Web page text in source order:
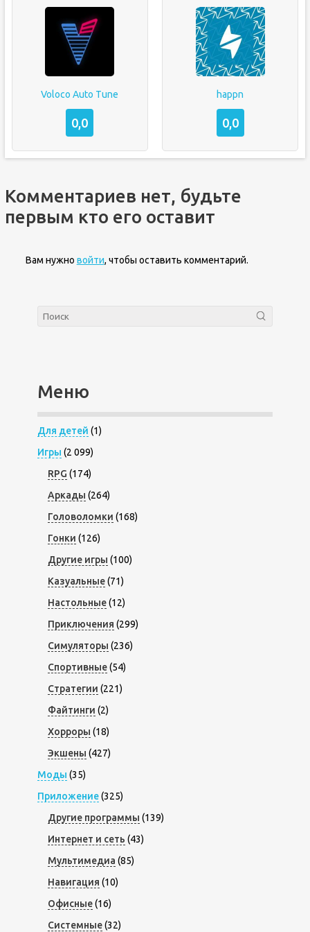
Voloco Auto Tune
0,0
happn
0,0
Комментариев нет, будьте
первым кто его оставит
Вам нужно войти, чтобы оставить комментарий.
Меню
Для детей (1)
Игры (2 099)
RPG (174)
Аркады (264)
Головоломки (168)
Гонки (126)
Другие игры (100)
Казуальные(71)
Настольные(12)
Приключения (299)
Симуляторы (236)
Спортивные(54)
Стратегии (221)
Файтинги (2)
Хорроры (18)
Экшены (427)
Моды (35)
Приложение(325)
Другие программы (139)
Интернет и сеть (43)
Мультимедиа (85)
Навигация (10)
Офисные(16)
Системные(32)